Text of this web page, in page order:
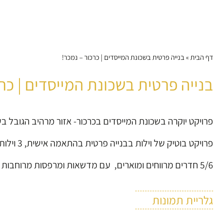
דף הבית»בנייה פרטית בשכונת המייסדים | כרכור – נמכר!
בנייה פרטית בשכונת המייסדים |
פרויקט יוקרה בשכונת המייסדים בכרכור- אזור מרהיב
פרויקט בוטיק של וילות בבנייה פרטית בהתאמה אישית, 3 וילות עשירות ומפוארות המתפרסות על 350 מ"ר ו160 מ"ר בנוי.
5/6 חדרים מרווחים ומוארים, עם מדשאות ומרפסות מרוחבות ונחוחות בהתאמה אישית מלאה, מחסנים וחניות לדיירים תחת מפרט טכני עשיר.
גלריית תמונות